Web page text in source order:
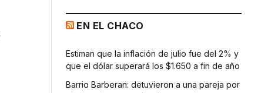
EN EL CHACO
Estiman que la inflación de julio fue del 2% y
que el dólar superará los $1.650 a fin de año
Barrio Barberan: detuvieron a una pareja por